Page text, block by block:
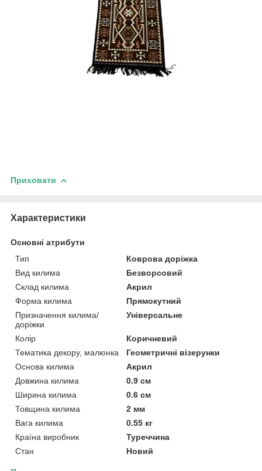
Приховати
Характеристики
Основні атрибути
Тип
Коврова доріжка
Вид килима
Безворсовий
Склад килима
Акрил
Форма килима
Прямокутний
Призначення килима/
доріжки
Універсальне
Колір
Коричневий
Тематика декору, малюнка
Геометричні візерунки
Основа килима
Акрил
Довжина килима
0.9 см
Ширина килима
0.6 см
Товщина килима
2 мм
Вага килима
0.55 кг
Країна виробник
Туреччина
Стан
Новий